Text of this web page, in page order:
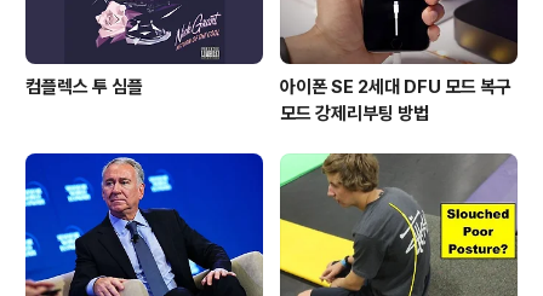
컴플렉스 투 심플
아이폰 SE 2세대 DFU 모드 복구
모드 강제리부팅 방법